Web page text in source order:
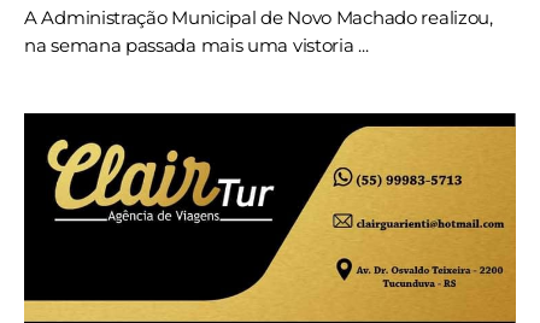
A Administração Municipal de Novo Machado realizou,
na semana passada mais uma vistoria ...